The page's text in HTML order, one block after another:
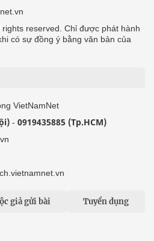
reserved. Chỉ được phát hành
có sự đồng ý bằng văn bản của
VietNamNet
- 0919435885 (Tp.HCM)
giả gửi bài Tuyển dụng